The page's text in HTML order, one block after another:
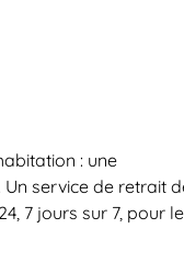
: une
service de retrait
7 jours sur 7, pour